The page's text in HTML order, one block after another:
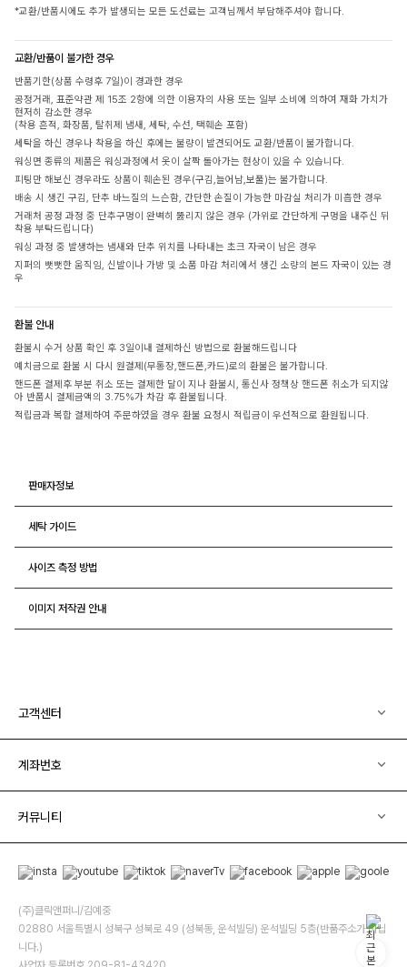
*교환/반품시에도 추가 발생되는 모든 도선료는 고객님께서 부담해주셔야 합니다.
교환/반품이 불가한 경우
반품기한(상품 수령후 7일)이 경과한 경우
공정거래, 표준약관 제 15조 2항에 의한 이용자의 사용 또는 일부 소비에 의하여 재화 가치가
현저히 감소한 경우
(착용 흔적, 화장품, 탈취제 냄새, 세탁, 수선, 택훼손 포함)
세탁을 하신 경우나 착용을 하신 후에는 불량이 발견되어도 교환/반품이 불가합니다.
워싱면 종류의 제품은 워싱과정에서 옷이 살짝 돌아가는 현상이 있을 수 있습니다.
피팅만 해보신 경우라도 상품이 훼손된 경우(구김,늘어남,보풀)는 불가합니다.
배송 시 생긴 구김, 단추 바느질의 느슨함, 간단한 손질이 가능한 마감실 처리가 미흡한 경우
거래처 공정 과정 중 단추구멍이 완벽히 뚫리지 않은 경우 (가위로 간단하게 구멍을 내주신 뒤
착용 부탁드립니다)
워싱 과정 중 발생하는 냄새와 단추 위치를 나타내는 초크 자국이 남은 경우
지퍼의 뻣뻣한 움직임, 신발이나 가방 및 소품 마감 처리에서 생긴 소량의 본드 자국이 있는 경
우
환불 안내
환불시 수거 상품 확인 후 3일이내 결제하신 방법으로 환불해드립니다
예치금으로 환불 시 다시 원결제(무통장,핸드폰,카드)로의 환불은 불가합니다.
핸드폰 결제후 부분 취소 또는 결제한 달이 지나 환불시, 통신사 정책상 핸드폰 취소가 되지않
아 반품시 결제금액의 3.75%가 차감 후 환불됩니다.
적립금과 복합 결제하여 주문하였을 경우 환불 요청시 적립금이 우선적으로 환원됩니다.
판매자정보
세탁 가이드
사이즈 측정 방법
이미지 저작권 안내
고객센터
계좌번호
커뮤니티
(주)클릭앤퍼니/김예중
02880 서울특별시 성북구 성북로 49 (성북동, 운석빌딩) 운석빌딩 5층(반품주소가 아닙
니다.)